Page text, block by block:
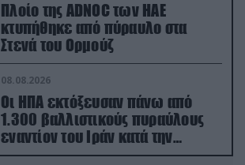
Πλοίο της ADNOC των ΗΑΕ
κτυπήθηκε από πύραυλο στα
Στενά του Ορμούζ
08.08.2026
Οι ΗΠΑ εκτόξευσαν πάνω από
1.300 βαλλιστικούς πυραύλους
εναντίον του Ιράν κατά την
διάρκεια του πολέμου